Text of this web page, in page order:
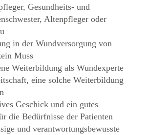
Gesundheits- und
Altenpfleger oder
in der Wundversorgung von
Muss
Weiterbildung als Wundexperte
eine solche Weiterbildung
Geschick und ein gutes
die Bedürfnisse der Patienten
und verantwortungsbewusste